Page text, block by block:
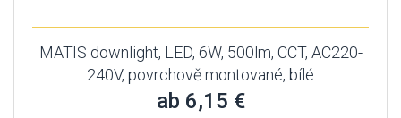
MATIS downlight, LED, 6W, 500lm, CCT, AC220-
240V, povrchově montované, bílé
ab 6,15 €